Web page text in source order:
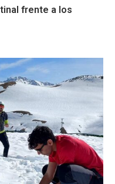
frente a los